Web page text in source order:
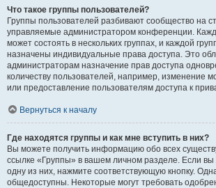
Что такое группы пользователей?
Группы пользователей разбивают сообщество на
управляемые администратором конференции.
может состоять в нескольких группах, и каждой
назначены индивидуальные права доступа. Это
администраторам назначение прав доступа
количеству пользователей, например, изменение
или предоставление пользователям доступа к
Вернуться к началу
Где находятся группы и как мне вступить в них?
Вы можете получить информацию обо всех
ссылке «Группы» в вашем личном разделе. Если вы
одну из них, нажмите соответствующую кнопку.
общедоступны. Некоторые могут требовать